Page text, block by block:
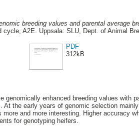
breeding values and parental average
cycle, A2E. Uppsala: SLU, Dept. of Animal
PDF
312kB
genomically enhanced breeding values with
At the early years of genomic selection
and more interesting. Higher accuracy
for genotyping heifers.